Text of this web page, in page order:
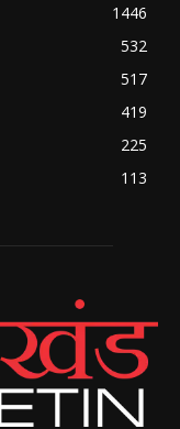
1446
532
517
419
225
113